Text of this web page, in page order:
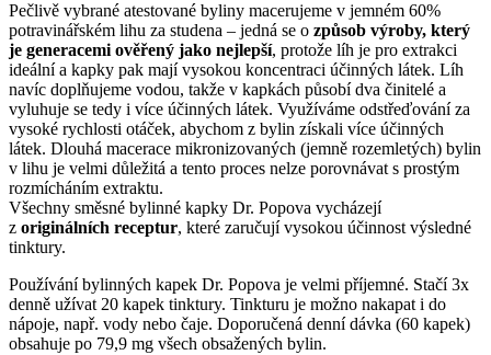
Pečlivě vybrané atestované byliny macerujeme v jemném 60%
potravinářském lihu za studena – jedná se o způsob výroby, který
je generacemi ověřený jako nejlepší, protože líh je pro extrakci
ideální a kapky pak mají vysokou koncentraci účinných látek. Líh
navíc doplňujeme vodou, takže v kapkách působí dva činitelé a
vyluhuje se tedy i více účinných látek. Využíváme odstřeďování za
vysoké rychlosti otáček, abychom z bylin získali více účinných
látek. Dlouhá macerace mikronizovaných (jemně rozemletých) bylin
v lihu je velmi důležitá a tento proces nelze porovnávat s prostým
rozmícháním extraktu.
Všechny směsné bylinné kapky Dr. Popova vycházejí
z originálních receptur, které zaručují vysokou účinnost výsledné
tinktury.
Používání bylinných kapek Dr. Popova je velmi příjemné. Stačí 3x
denně užívat 20 kapek tinktury. Tinkturu je možno nakapat i do
nápoje, např. vody nebo čaje. Doporučená denní dávka (60 kapek)
obsahuje po 79,9 mg všech obsažených bylin.